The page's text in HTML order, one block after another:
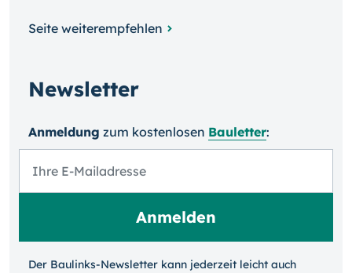
Seite weiterempfehlen
Newsletter
Anmeldung zum kosten­losen Bauletter:
Der Baulinks-Newsletter kann jeder­zeit leicht auch